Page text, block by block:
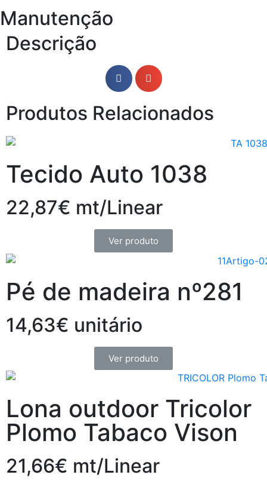
Manutenção
Descrição
Produtos Relacionados
Tecido Auto 1038
22,87€ mt/Linear
Ver produto
Pé de madeira nº281
14,63€ unitário
Ver produto
Lona outdoor Tricolor
Plomo Tabaco Vison
21,66€ mt/Linear